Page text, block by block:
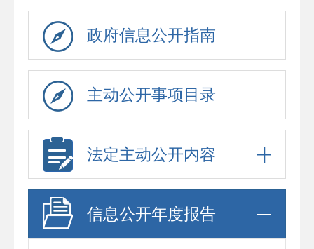
政府信息公开指南
主动公开事项目录
法定主动公开内容
信息公开年度报告